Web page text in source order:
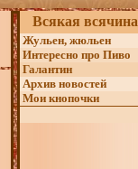
Всякая всячина
Жульен, жюльен
Интересно про Пиво
Галантин
Архив новостей
Мои кнопочки